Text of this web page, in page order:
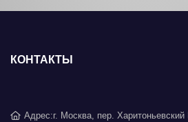
КОНТАКТЫ
Адрес:г. Москва, пер.